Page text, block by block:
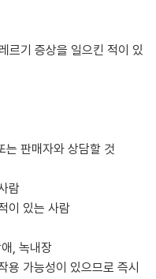
르기 증상을 일으킨 적이 있
는 판매자와 상담할 것
람
이 있는 사람
, 녹내장
용 가능성이 있으므로 즉시